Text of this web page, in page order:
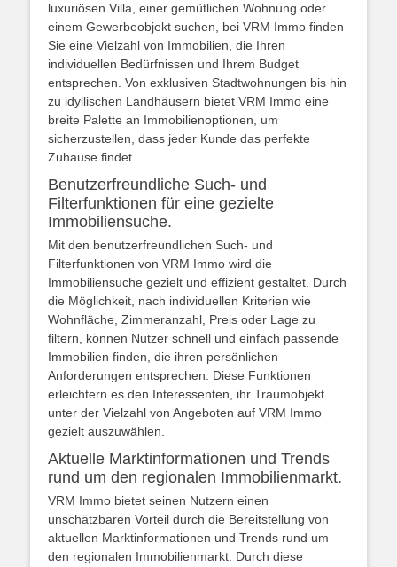
luxuriösen Villa, einer gemütlichen Wohnung oder
einem Gewerbeobjekt suchen, bei VRM Immo finden
Sie eine Vielzahl von Immobilien, die Ihren
individuellen Bedürfnissen und Ihrem Budget
entsprechen. Von exklusiven Stadtwohnungen bis hin
zu idyllischen Landhäusern bietet VRM Immo eine
breite Palette an Immobilienoptionen, um
sicherzustellen, dass jeder Kunde das perfekte
Zuhause findet.
Benutzerfreundliche Such- und
Filterfunktionen für eine gezielte
Immobiliensuche.
Mit den benutzerfreundlichen Such- und
Filterfunktionen von VRM Immo wird die
Immobiliensuche gezielt und effizient gestaltet. Durch
die Möglichkeit, nach individuellen Kriterien wie
Wohnfläche, Zimmeranzahl, Preis oder Lage zu
filtern, können Nutzer schnell und einfach passende
Immobilien finden, die ihren persönlichen
Anforderungen entsprechen. Diese Funktionen
erleichtern es den Interessenten, ihr Traumobjekt
unter der Vielzahl von Angeboten auf VRM Immo
gezielt auszuwählen.
Aktuelle Marktinformationen und Trends
rund um den regionalen Immobilienmarkt.
VRM Immo bietet seinen Nutzern einen
unschätzbaren Vorteil durch die Bereitstellung von
aktuellen Marktinformationen und Trends rund um
den regionalen Immobilienmarkt. Durch diese